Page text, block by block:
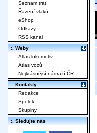
Seznam tratí
Řazení vlaků
eShop
Odkazy
RSS kanál
:. Weby
Atlas lokomotiv
Atlas vozů
Nejkrásnější nádraží ČR
:. Kontakty
Redakce
Spolek
Skupiny
:. Sledujte nás